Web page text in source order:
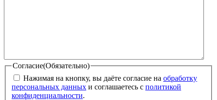
Согласие(Обязательно)
Нажимая на кнопку, вы даёте согласие на обработку
персональных данных и соглашаетесь с политикой
конфиденциальности.